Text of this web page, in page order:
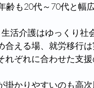
齢も20代～70代と幅
活介護はゆっくり社
合える場、就労移行
ぞれに合わせた支
掛かりやすいのも高